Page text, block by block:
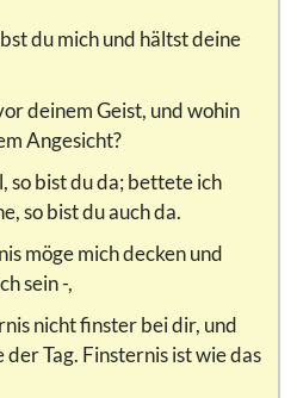
du mich und hältst deine
deinem Geist, und wohin
Angesicht?
so bist du da; bettete ich
so bist du auch da.
möge mich decken und
sein -,
nicht finster bei dir, und
Tag. Finsternis ist wie das